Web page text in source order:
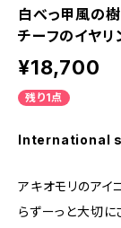
白べっ甲風の
チーフのイヤリ
¥18,700
残り1点
International
アキオモリのアイ
らずーっと大切に